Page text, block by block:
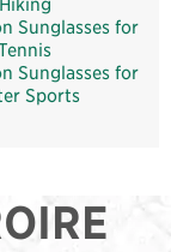
Sunglasses for
Sunglasses for
Sports